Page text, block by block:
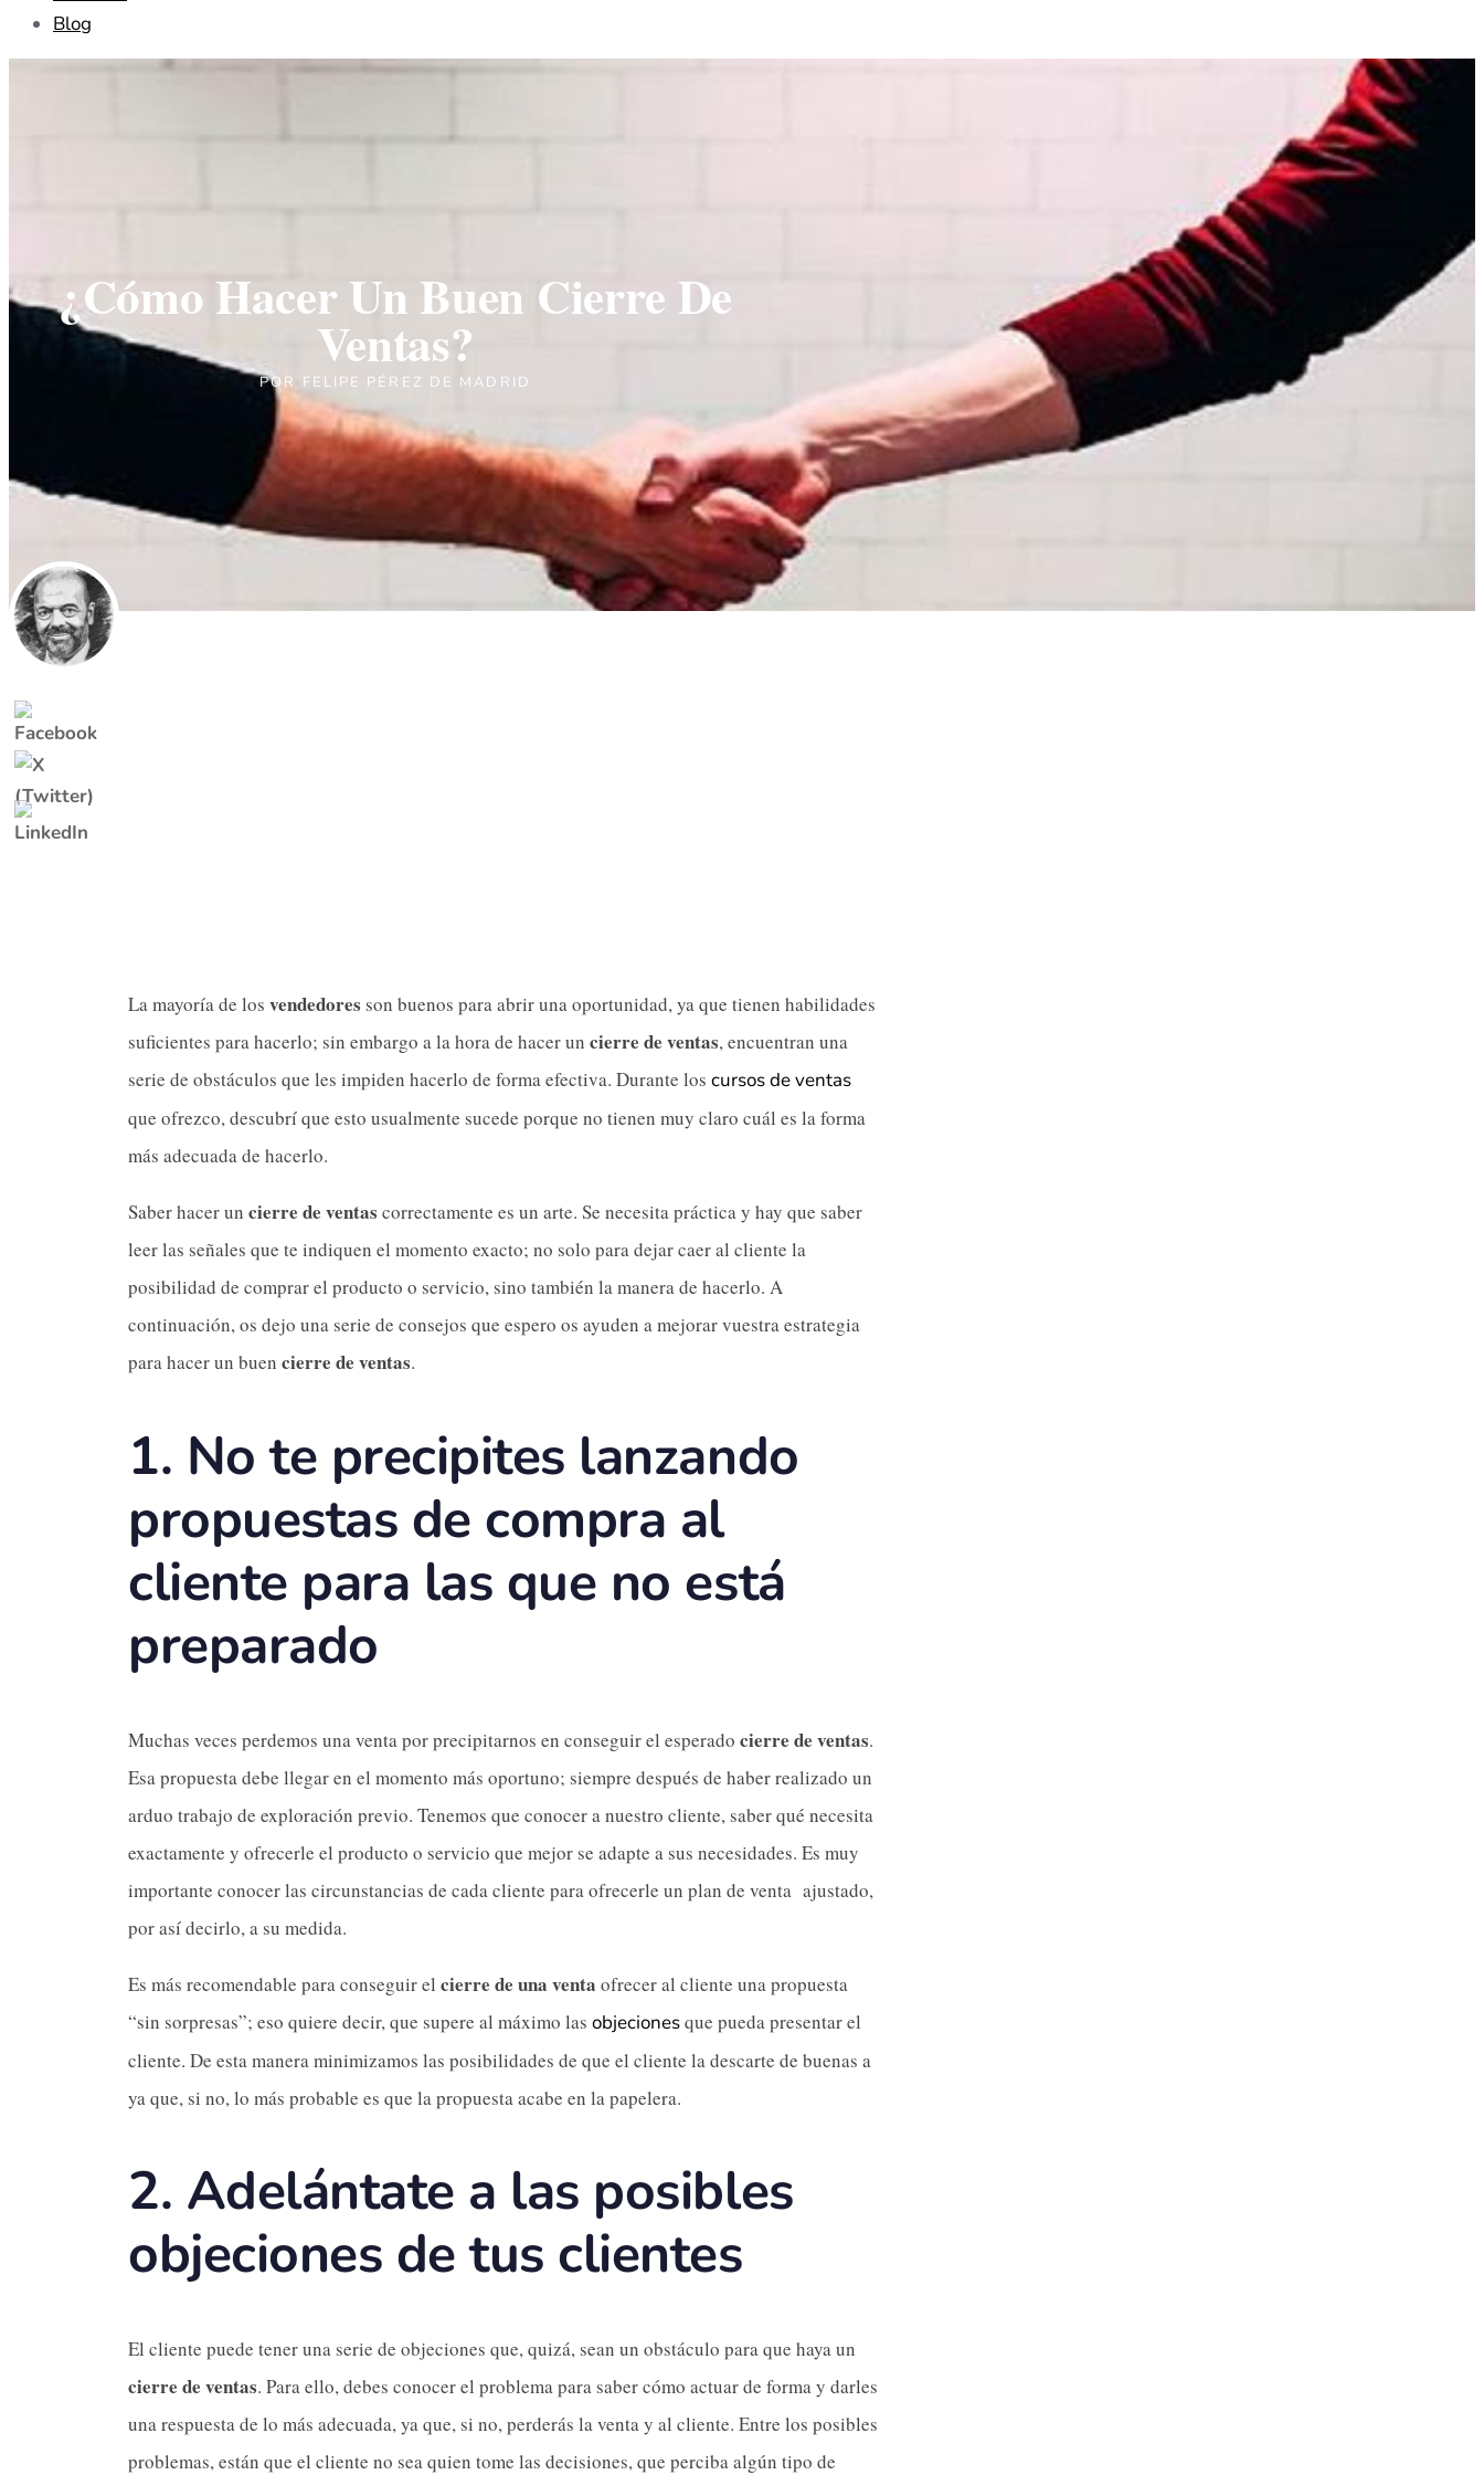
Blog
¿Cómo Hacer Un Buen Cierre De
Ventas?
POR FELIPE PÉREZ DE MADRID
La mayoría de los vendedores son buenos para abrir una oportunidad, ya que tienen habilidades
suficientes para hacerlo; sin embargo a la hora de hacer un cierre de ventas, encuentran una
serie de obstáculos que les impiden hacerlo de forma efectiva. Durante los cursos de ventas
que ofrezco, descubrí que esto usualmente sucede porque no tienen muy claro cuál es la forma
más adecuada de hacerlo.
Saber hacer un cierre de ventas correctamente es un arte. Se necesita práctica y hay que saber
leer las señales que te indiquen el momento exacto; no solo para dejar caer al cliente la
posibilidad de comprar el producto o servicio, sino también la manera de hacerlo. A
continuación, os dejo una serie de consejos que espero os ayuden a mejorar vuestra estrategia
para hacer un buen cierre de ventas.
1. No te precipites lanzando
propuestas de compra al
cliente para las que no está
preparado
Muchas veces perdemos una venta por precipitarnos en conseguir el esperado cierre de ventas.
Esa propuesta debe llegar en el momento más oportuno; siempre después de haber realizado un
arduo trabajo de exploración previo. Tenemos que conocer a nuestro cliente, saber qué necesita
exactamente y ofrecerle el producto o servicio que mejor se adapte a sus necesidades. Es muy
importante conocer las circunstancias de cada cliente para ofrecerle un plan de venta ajustado,
por así decirlo, a su medida.
Es más recomendable para conseguir el cierre de una venta ofrecer al cliente una propuesta
“sin sorpresas”; eso quiere decir, que supere al máximo las objecionesque pueda presentar el
cliente. De esta manera minimizamos las posibilidades de que el cliente la descarte de buenas a
ya que, si no, lo más probable es que la propuesta acabe en la papelera.
2. Adelántate a las posibles
objeciones de tus clientes
El cliente puede tener una serie de objeciones que, quizá, sean un obstáculo para que haya un
cierre de ventas. Para ello, debes conocer el problema para saber cómo actuar de forma y darles
una respuesta de lo más adecuada, ya que, si no, perderás la venta y al cliente. Entre los posibles
problemas, están que el cliente no sea quien tome las decisiones, que perciba algún tipo de